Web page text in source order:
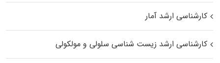
کارشناسی ارشد آمار
کارشناسی ارشد زیست شناسی سلولی و مولکولی